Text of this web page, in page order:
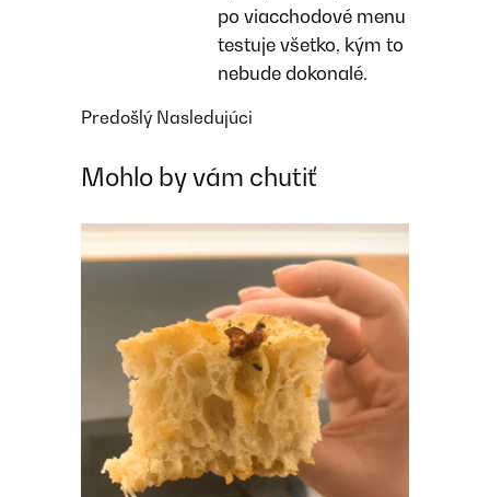
po viacchodové menu
testuje všetko, kým to
nebude dokonalé.
Predošlý Nasledujúci
Mohlo by vám chutiť